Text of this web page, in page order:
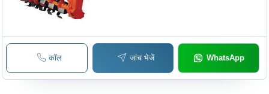
कॉल जांच भेजें WhatsApp